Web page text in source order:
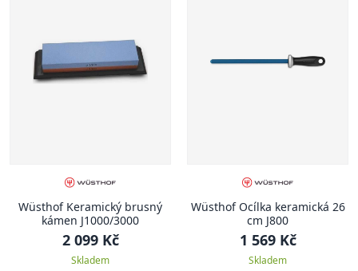
Wüsthof Keramický brusný
kámen J1000/3000
2 099 Kč
Skladem
Wüsthof Ocílka keramická 26
cm J800
1 569 Kč
Skladem